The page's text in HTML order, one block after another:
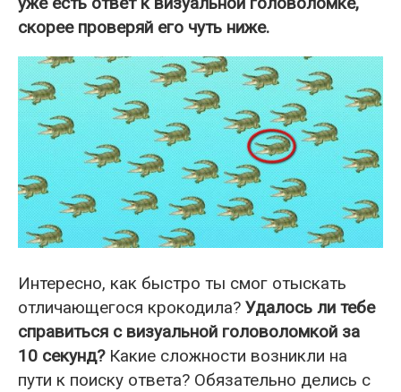
скорее проверяй его чуть ниже.
Интересно, как быстро ты смог отыскать
отличающегося крокодила? Удалось ли тебе
справиться с визуальной головоломкой за
10 секунд?Какие сложности возникли на
пути к поиску ответа? Обязательно делись с